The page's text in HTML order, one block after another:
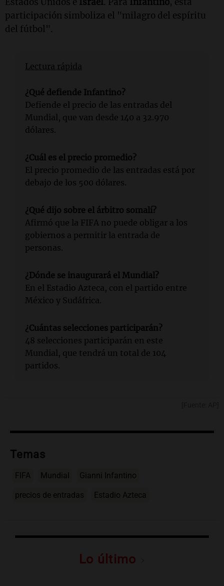
participación simboliza el "milagro del espíritu
del fútbol".
Lectura rápida
¿Qué defiende Infantino?
Defiende el precio de las entradas del
Mundial, que van desde 140 a 32.970
dólares.
¿Cuál es el precio promedio?
El precio promedio de las entradas está por
debajo de los 500 dólares.
¿Qué dijo sobre el árbitro somalí?
Afirmó que la FIFA no puede obligar a los
gobiernos a permitir la entrada de
personas.
¿Dónde se inaugurará el Mundial?
En el Estadio Azteca, con el partido entre
México y Sudáfrica.
¿Cuántas selecciones participarán?
48 selecciones participarán en este
Mundial, que tendrá un total de 104
partidos.
Temas
FIFA Mundial Gianni Infantino
precios de entradas Estadio Azteca
Lo último